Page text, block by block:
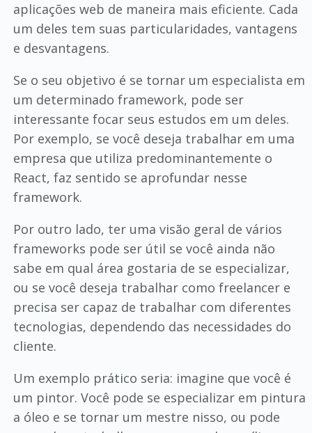
aplicações web de maneira mais eficiente. Cada
um deles tem suas particularidades, vantagens
e desvantagens.
Se o seu objetivo é se tornar um especialista em
um determinado framework, pode ser
interessante focar seus estudos em um deles.
Por exemplo, se você deseja trabalhar em uma
empresa que utiliza predominantemente o
React, faz sentido se aprofundar nesse
framework.
Por outro lado, ter uma visão geral de vários
frameworks pode ser útil se você ainda não
sabe em qual área gostaria de se especializar,
ou se você deseja trabalhar como freelancer e
precisa ser capaz de trabalhar com diferentes
tecnologias, dependendo das necessidades do
cliente.
Um exemplo prático seria: imagine que você é
um pintor. Você pode se especializar em pintura
a óleo e se tornar um mestre nisso, ou pode